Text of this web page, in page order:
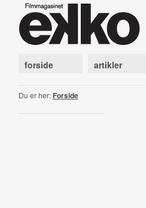
forside artikler
Du er her: Forside